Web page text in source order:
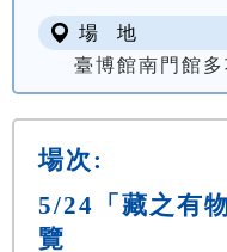
場 地
臺博館南門館
場次:
5/24「藏之有
覽